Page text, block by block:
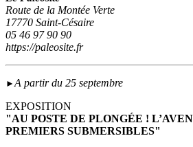
Route de la Montée Verte
17770 Saint-Césaire
05 46 97 90 90
https://paleosite.fr
►A partir du 25 septembre
EXPOSITION
"AU POSTE DE PLONGÉE !
PREMIERS SUBMERSIBLES"